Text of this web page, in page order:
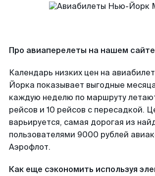
Про авиаперелеты на нашем сайте
Календарь низких цен на
Йорка показывает выгодные
каждую неделю по маршруту
рейсов и 10 рейсов с пересадкой.
варьируется, самая дорогая из
пользователями 9000 рублей
Аэрофлот.
Как еще сэкономить используя